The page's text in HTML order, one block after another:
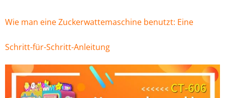
Wie man eine Zuckerwattemaschine benutzt: Eine
Schritt-für-Schritt-Anleitung